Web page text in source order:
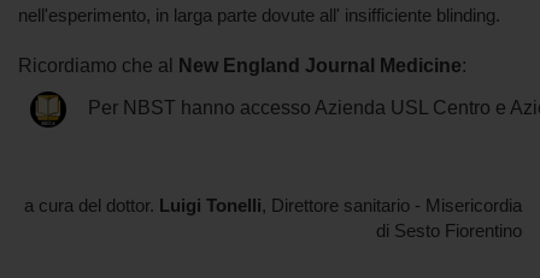
nell'esperimento, in larga parte dovute all' insifficiente blinding.
Ricordiamo che al New England Journal Medicine:
Per NBST hanno accesso Azienda USL Centro e
a cura del dottor. Luigi Tonelli, Direttore sanitario - Misericordia
di Sesto Fiorentino